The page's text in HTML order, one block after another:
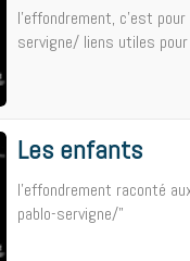
l'effondrement, c'est
servigne/ liens utiles
Les enfants
l'effondrement raconté
pablo-servigne/"